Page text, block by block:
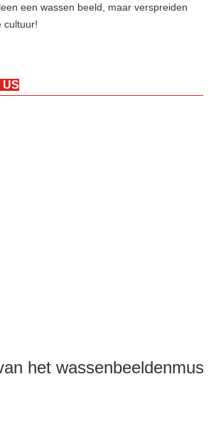
een wassen beeld, maar verspreiden
cultuur!
US
het